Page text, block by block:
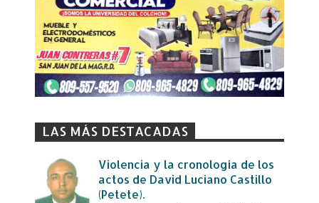
LAS MÁS DESTACADAS
Violencia y la cronología de los
actos de David Luciano Castillo
(Petete).